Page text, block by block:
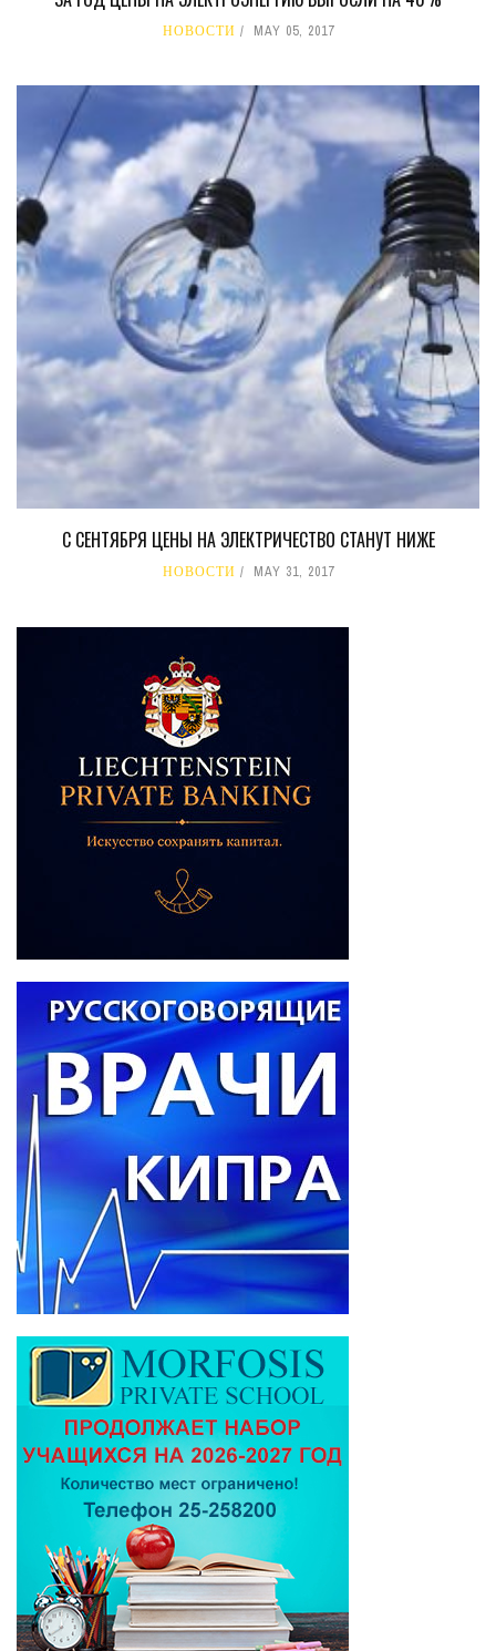
НОВОСТИ MAY 05, 2017
С СЕНТЯБРЯ ЦЕНЫ НА ЭЛЕКТРИЧЕСТВО СТАНУТ НИЖЕ
НОВОСТИ MAY 31, 2017